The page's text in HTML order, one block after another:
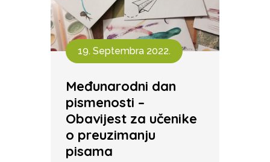
19. Septembra 2022.
Međunarodni dan
pismenosti –
Obavijest za učenike
o preuzimanju
pisama